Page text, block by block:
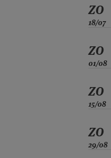
ZO
18/07
ZO
01/08
ZO
15/08
ZO
29/08